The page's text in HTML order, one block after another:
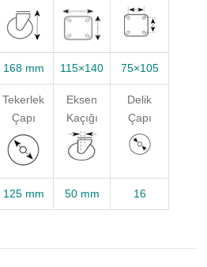
168 mm 115×140 75×105
Tekerlek
Çapı
Eksen
Kaçığı
Delik
Çapı
125 mm 50 mm 16